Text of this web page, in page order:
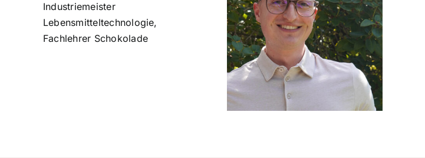
Industriemeister
Lebensmitteltechnologie,
Fachlehrer Schokolade